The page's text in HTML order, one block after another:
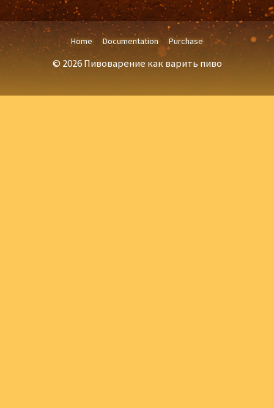
Home Documentation Purchase
© 2026 Пивоварение как варить пиво